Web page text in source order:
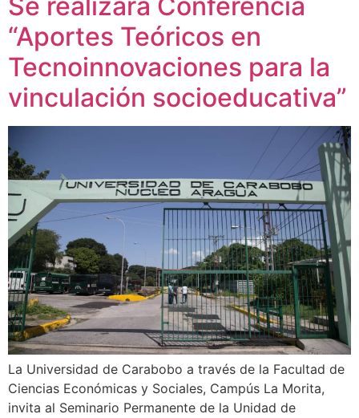
“Aportes Teóricos en
Tecnoinnovaciones para la
vinculación socioeducativa”
La Universidad de Carabobo a través de la Facultad de
Ciencias Económicas y Sociales, Campús La Morita,
invita al Seminario Permanente de la Unidad de